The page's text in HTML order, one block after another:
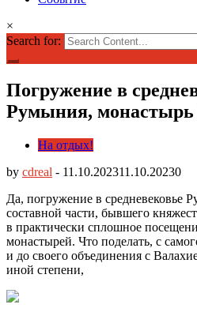
×
Search for:
Погружение в
Румыния,
На отдых!
by cdreal - 11.10.202311.10.20230
Да, погружение в средневековье
составной части, бывшего
в практически сплошное
монастырей. Что поделать, с
и до своего объединения с
иной степени,